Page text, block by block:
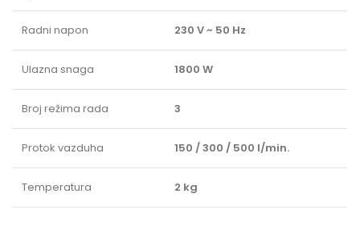
Radni napon 230 V ~ 50 Hz
Ulazna snaga 1800 W
Broj režima rada 3
Protok vazduha 150 / 300 / 500 l/min.
Temperatura 2 kg